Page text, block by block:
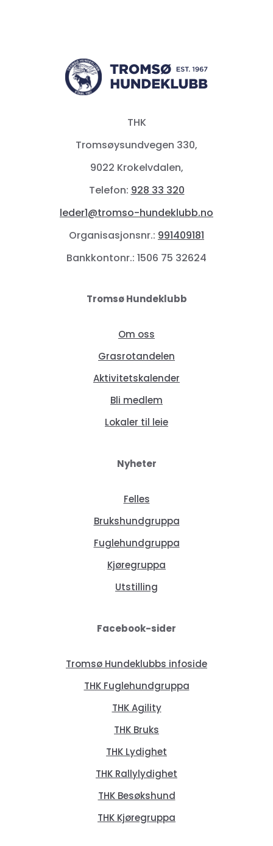
THK
Tromsøysundvegen 330,
9022 Krokelvdalen,
Telefon: 928 33 320
leder1@tromso-hundeklubb.no
Organisasjonsnr.: 991409181
Bankkontonr.: 1506 75 32624
Tromsø Hundeklubb
Om oss
Grasrotandelen
Aktivitetskalender
Bli medlem
Lokaler til leie
Nyheter
Felles
Brukshundgruppa
Fuglehundgruppa
Kjøregruppa
Utstilling
Facebook-sider
Tromsø Hundeklubbs infoside
THK Fuglehundgruppa
THK Agility
THK Bruks
THK Lydighet
THK Rallylydighet
THK Besøkshund
THK Kjøregruppa